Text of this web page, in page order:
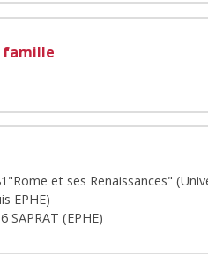
famille
et ses Renaissances"
EPHE)
SAPRAT (EPHE)